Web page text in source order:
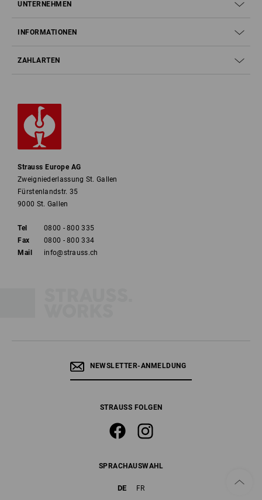
UNTERNEHMEN
INFORMATIONEN
ZAHLARTEN
Strauss Europe AG
Zweigniederlassung St. Gallen
Fürstenlandstr. 35
9000 St. Gallen
Tel
0800 - 800 335
Fax
0800 - 800 334
Mail
info@strauss.ch
NEWSLETTER-ANMELDUNG
STRAUSS FOLGEN
SPRACHAUSWAHL
DE FR